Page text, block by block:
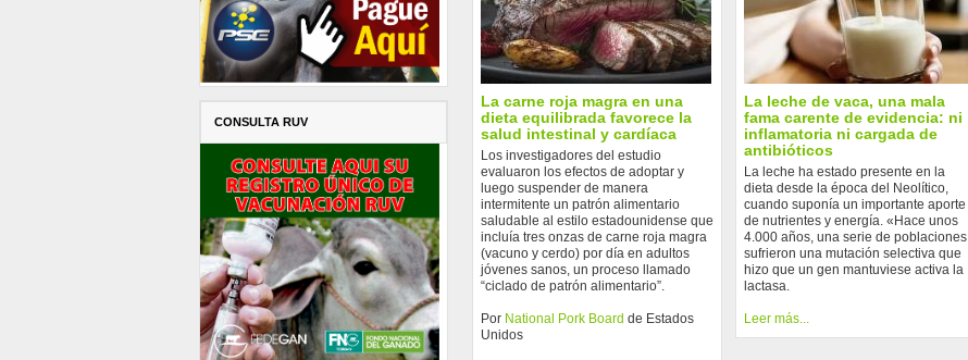
CONSULTA RUV
La carne roja magra en una
dieta equilibrada favorece la
salud intestinal y cardíaca
Los investigadores del estudio
evaluaron los efectos de adoptar y
luego suspender de manera
intermitente un patrón alimentario
saludable al estilo estadounidense que
incluía tres onzas de carne roja magra
(vacuno y cerdo) por día en adultos
jóvenes sanos, un proceso llamado
“ciclado de patrón alimentario”.
Por National Pork Board de Estados
Unidos
La leche de vaca, una mala
fama carente de evidencia: ni
inflamatoria ni cargada de
antibióticos
La leche ha estado presente en la
dieta desde la época del Neolítico,
cuando suponía un importante aporte
de nutrientes y energía. «Hace unos
4.000 años, una serie de poblaciones
sufrieron una mutación selectiva que
hizo que un gen mantuviese activa la
lactasa.
Leer más...